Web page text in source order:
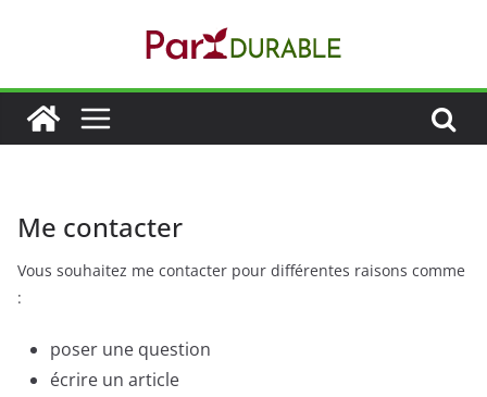
Me contacter
Vous souhaitez me contacter pour différentes raisons comme
:
poser une question
écrire un article